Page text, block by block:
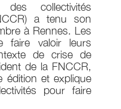
collectivités
a tenu son
à Rennes. Les
faire valoir leurs
de crise de
de la FNCCR,
édition et explique
pour faire